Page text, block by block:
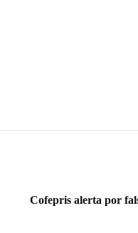
Cofepris alerta por